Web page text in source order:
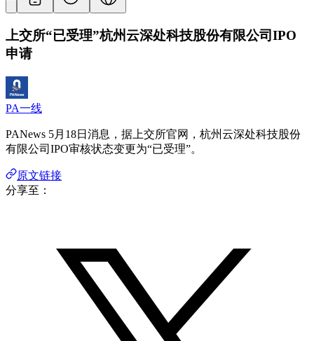
上交所“已受理”杭州云深处科技股份有限公司IPO
申请
PA一线
PANews 5月18日消息，据上交所官网，杭州云深处科技股份
有限公司IPO审核状态变更为“已受理”。
原文链接
分享至：